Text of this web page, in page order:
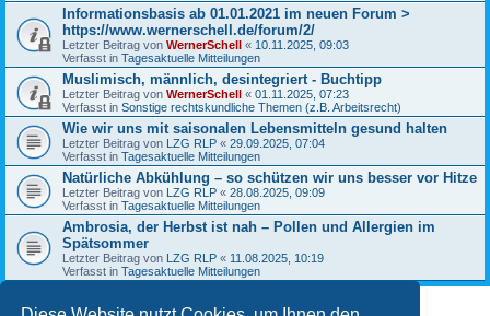
Informationsbasis ab 01.01.2021 im neuen Forum >
https://www.wernerschell.de/forum/2/
Letzter Beitrag von WernerSchell « 10.11.2025, 09:03
Verfasst in Tagesaktuelle Mitteilungen
Muslimisch, männlich, desintegriert - Buchtipp
Letzter Beitrag von WernerSchell « 01.11.2025, 07:23
Verfasst in Sonstige rechtskundliche Themen (z.B. Arbeitsrecht)
Wie wir uns mit saisonalen Lebensmitteln gesund halten
Letzter Beitrag von LZG RLP « 29.09.2025, 07:04
Verfasst in Tagesaktuelle Mitteilungen
Natürliche Abkühlung – so schützen wir uns besser vor Hitze
Letzter Beitrag von LZG RLP « 28.08.2025, 09:09
Verfasst in Tagesaktuelle Mitteilungen
Ambrosia, der Herbst ist nah – Pollen und Allergien im
Spätsommer
Letzter Beitrag von LZG RLP « 11.08.2025, 10:19
Verfasst in Tagesaktuelle Mitteilungen